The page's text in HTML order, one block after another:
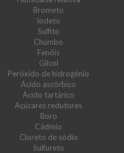
Brometo
Iodeto
Sulfito
Chumbo
Fenóis
Glicol
Peróxido de hidrogénio
Ácido ascórbico
Ácido tartárico
Açúcares redutores
Boro
Cádmio
Cloreto de sódio
Sulfureto